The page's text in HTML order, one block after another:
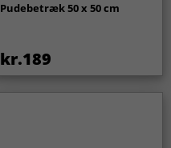
Pudebetræk 50 x 50 cm
kr.189